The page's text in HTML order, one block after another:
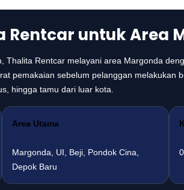
Rentcar untuk Area
Thalita Rentcar melayani area Margonda
pemakaian sebelum pelanggan melakukan
hingga tamu dari luar kota.
Area Utama
Margonda, UI, Beji, Pondok Cina,
Depok Baru